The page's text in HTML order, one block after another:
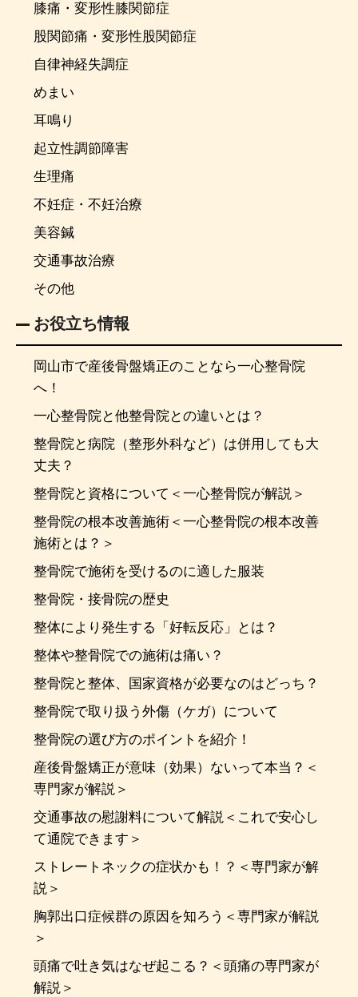
膝痛・変形性膝関節症
股関節痛・変形性股関節症
自律神経失調症
めまい
耳鳴り
起立性調節障害
生理痛
不妊症・不妊治療
美容鍼
交通事故治療
その他
お役立ち情報
岡山市で産後骨盤矯正のことなら一心整骨院
へ！
一心整骨院と他整骨院との違いとは？
整骨院と病院（整形外科など）は併用しても大
丈夫？
整骨院と資格について＜一心整骨院が解説＞
整骨院の根本改善施術＜一心整骨院の根本改善
施術とは？＞
整骨院で施術を受けるのに適した服装
整骨院・接骨院の歴史
整体により発生する「好転反応」とは？
整体や整骨院での施術は痛い？
整骨院と整体、国家資格が必要なのはどっち？
整骨院で取り扱う外傷（ケガ）について
整骨院の選び方のポイントを紹介！
産後骨盤矯正が意味（効果）ないって本当？＜
専門家が解説＞
交通事故の慰謝料について解説＜これで安心し
て通院できます＞
ストレートネックの症状かも！？＜専門家が解
説＞
胸郭出口症候群の原因を知ろう＜専門家が解説
＞
頭痛で吐き気はなぜ起こる？＜頭痛の専門家が
解説＞